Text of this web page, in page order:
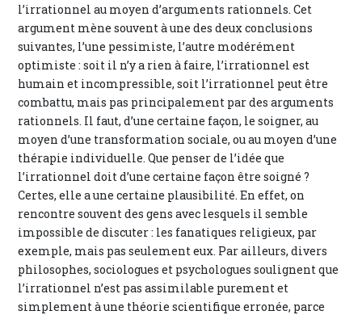
l’irrationnel au moyen d’arguments rationnels. Cet
argument mène souvent à une des deux conclusions
suivantes, l’une pessimiste, l’autre modérément
optimiste : soit il n’y a rien à faire, l’irrationnel est
humain et incompressible, soit l’irrationnel peut être
combattu, mais pas principalement par des arguments
rationnels. Il faut, d’une certaine façon, le soigner, au
moyen d’une transformation sociale, ou au moyen d’une
thérapie individuelle. Que penser de l’idée que
l’irrationnel doit d’une certaine façon être soigné ?
Certes, elle a une certaine plausibilité. En effet, on
rencontre souvent des gens avec lesquels il semble
impossible de discuter : les fanatiques religieux, par
exemple, mais pas seulement eux. Par ailleurs, divers
philosophes, sociologues et psychologues soulignent que
l’irrationnel n’est pas assimilable purement et
simplement à une théorie scientifique erronée, parce